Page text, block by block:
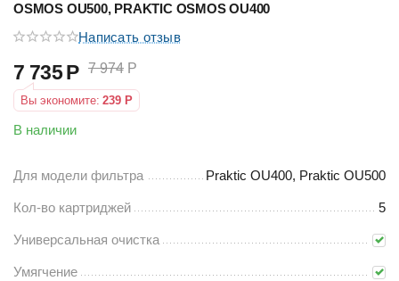
OSMOS OU500, PRAKTIC OSMOS OU400
Написать отзыв
7 735Р 7 974 Р
Вы экономите: 239 Р
В наличии
Для модели фильтра Praktic OU400, Praktic OU500
Кол-во картриджей 5
Универсальная очистка
Умягчение